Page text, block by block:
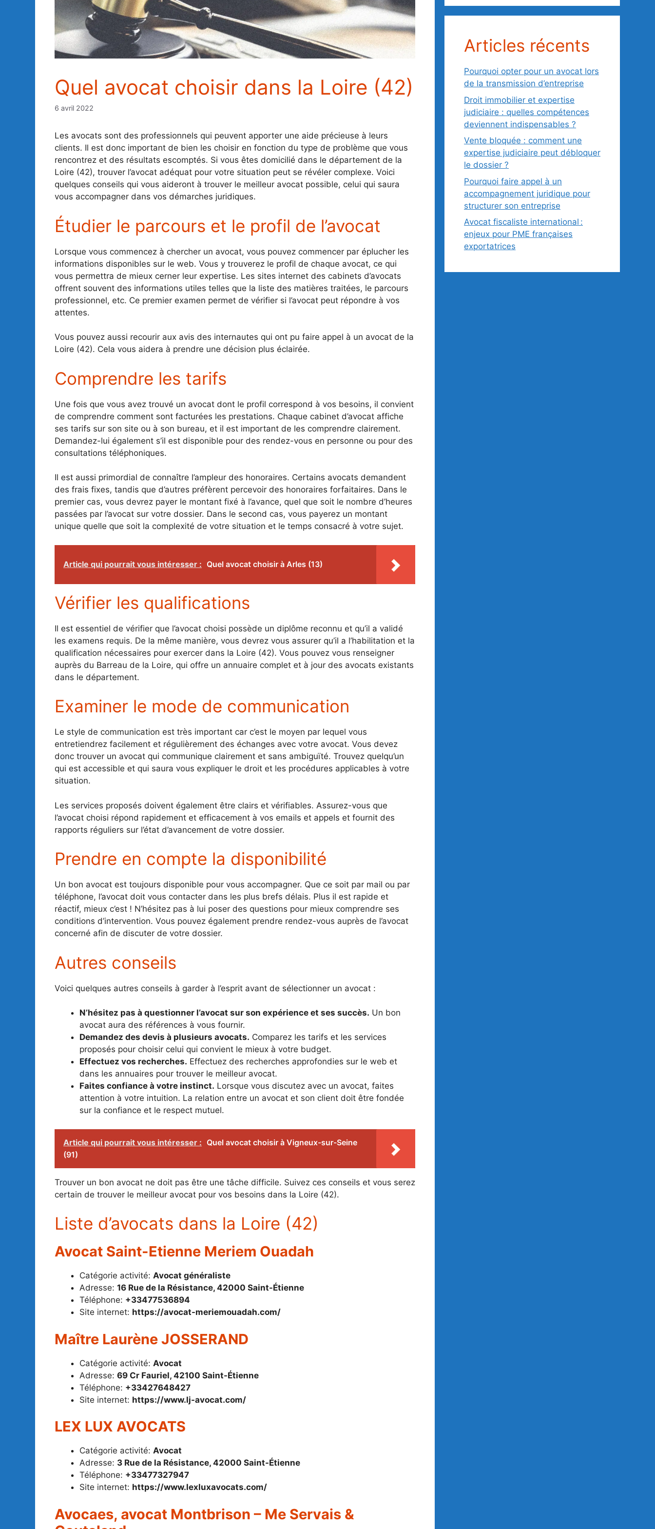
Quel avocat choisir dans la Loire (42)
6 avril 2022
Les avocats sont des professionnels qui peuvent apporter une aide précieuse à leurs
clients. Il est donc important de bien les choisir en fonction du type de problème que vous
rencontrez et des résultats escomptés. Si vous êtes domicilié dans le département de la
Loire (42), trouver l’avocat adéquat pour votre situation peut se révéler complexe. Voici
quelques conseils qui vous aideront à trouver le meilleur avocat possible, celui qui saura
vous accompagner dans vos démarches juridiques.
Étudier le parcours et le profil de l’avocat
Lorsque vous commencez à chercher un avocat, vous pouvez commencer par éplucher les
informations disponibles sur le web. Vous y trouverez le profil de chaque avocat, ce qui
vous permettra de mieux cerner leur expertise. Les sites internet des cabinets d’avocats
offrent souvent des informations utiles telles que la liste des matières traitées, le parcours
professionnel, etc. Ce premier examen permet de vérifier si l’avocat peut répondre à vos
attentes.
Vous pouvez aussi recourir aux avis des internautes qui ont pu faire appel à un avocat de la
Loire (42). Cela vous aidera à prendre une décision plus éclairée.
Comprendre les tarifs
Une fois que vous avez trouvé un avocat dont le profil correspond à vos besoins, il convient
de comprendre comment sont facturées les prestations. Chaque cabinet d’avocat affiche
ses tarifs sur son site ou à son bureau, et il est important de les comprendre clairement.
Demandez-lui également s’il est disponible pour des rendez-vous en personne ou pour des
consultations téléphoniques.
Il est aussi primordial de connaître l’ampleur des honoraires. Certains avocats demandent
des frais fixes, tandis que d’autres préfèrent percevoir des honoraires forfaitaires. Dans le
premier cas, vous devrez payer le montant fixé à l’avance, quel que soit le nombre d’heures
passées par l’avocat sur votre dossier. Dans le second cas, vous payerez un montant
unique quelle que soit la complexité de votre situation et le temps consacré à votre sujet.
Article qui pourrait vous intéresser : Quel avocat choisir à Arles (13)
Vérifier les qualifications
Il est essentiel de vérifier que l’avocat choisi possède un diplôme reconnu et qu’il a validé
les examens requis. De la même manière, vous devrez vous assurer qu’il a l’habilitation et la
qualification nécessaires pour exercer dans la Loire (42). Vous pouvez vous renseigner
auprès du Barreau de la Loire, qui offre un annuaire complet et à jour des avocats existants
dans le département.
Examiner le mode de communication
Le style de communication est très important car c’est le moyen par lequel vous
entretiendrez facilement et régulièrement des échanges avec votre avocat. Vous devez
donc trouver un avocat qui communique clairement et sans ambiguïté. Trouvez quelqu’un
qui est accessible et qui saura vous expliquer le droit et les procédures applicables à votre
situation.
Les services proposés doivent également être clairs et vérifiables. Assurez-vous que
l’avocat choisi répond rapidement et efficacement à vos emails et appels et fournit des
rapports réguliers sur l’état d’avancement de votre dossier.
Prendre en compte la disponibilité
Un bon avocat est toujours disponible pour vous accompagner. Que ce soit par mail ou par
téléphone, l’avocat doit vous contacter dans les plus brefs délais. Plus il est rapide et
réactif, mieux c’est ! N’hésitez pas à lui poser des questions pour mieux comprendre ses
conditions d’intervention. Vous pouvez également prendre rendez-vous auprès de l’avocat
concerné afin de discuter de votre dossier.
Autres conseils
Voici quelques autres conseils à garder à l’esprit avant de sélectionner un avocat :
N’hésitez pas à questionner l’avocat sur son expérience et ses succès. Un bon
avocat aura des références à vous fournir.
Demandez des devis à plusieurs avocats. Comparez les tarifs et les services
proposés pour choisir celui qui convient le mieux à votre budget.
Effectuez vos recherches. Effectuez des recherches approfondies sur le web et
dans les annuaires pour trouver le meilleur avocat.
Faites confiance à votre instinct. Lorsque vous discutez avec un avocat, faites
attention à votre intuition. La relation entre un avocat et son client doit être fondée
sur la confiance et le respect mutuel.
Article qui pourrait vous intéresser : Quel avocat choisir à Vigneux-sur-Seine
(91)
Trouver un bon avocat ne doit pas être une tâche difficile. Suivez ces conseils et vous serez
certain de trouver le meilleur avocat pour vos besoins dans la Loire (42).
Liste d’avocats dans la Loire (42)
Avocat Saint-Etienne Meriem Ouadah
Catégorie activité: Avocat généraliste
Adresse: 16 Rue de la Résistance, 42000 Saint-Étienne
Téléphone: +33477536894
Site internet: https://avocat-meriemouadah.com/
Maître Laurène JOSSERAND
Catégorie activité: Avocat
Adresse: 69 Cr Fauriel, 42100 Saint-Étienne
Téléphone: +33427648427
Site internet: https://www.lj-avocat.com/
LEX LUX AVOCATS
Catégorie activité: Avocat
Adresse: 3 Rue de la Résistance, 42000 Saint-Étienne
Téléphone: +33477327947
Site internet: https://www.lexluxavocats.com/
Avocaes, avocat Montbrison – Me Servais &
Articles récents
Pourquoi opter pour un avocat lors
de la transmission d’entreprise
Droit immobilier et expertise
judiciaire : quelles compétences
deviennent indispensables ?
Vente bloquée : comment une
expertise judiciaire peut débloquer
le dossier ?
Pourquoi faire appel à un
accompagnement juridique pour
structurer son entreprise
Avocat fiscaliste international :
enjeux pour PME françaises
exportatrices